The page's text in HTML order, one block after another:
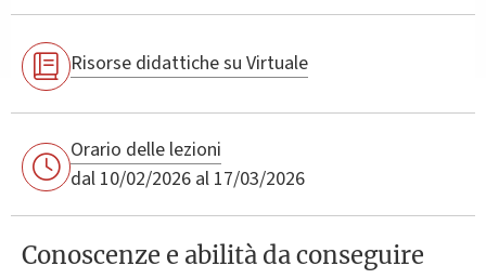
Risorse didattiche su Virtuale
Orario delle lezioni
dal 10/02/2026 al 17/03/2026
Conoscenze e abilità da conseguire